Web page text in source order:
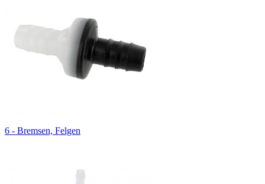
6 - Bremsen, Felgen